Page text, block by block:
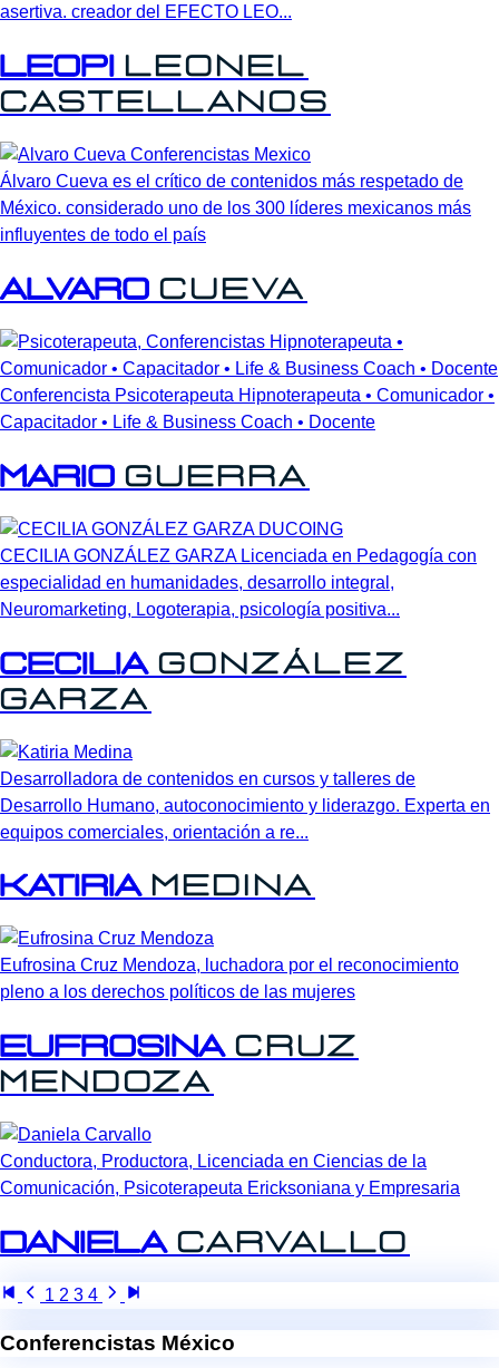
asertiva. creador del EFECTO LEO...
Leopi
Leonel
Castellanos
Álvaro Cueva es el crítico de contenidos más respetado de
México. considerado uno de los 300 líderes mexicanos más
influyentes de todo el país
Alvaro Cueva
Conferencista Psicoterapeuta Hipnoterapeuta • Comunicador •
Capacitador • Life & Business Coach • Docente
Mario Guerra
CECILIA GONZÁLEZ GARZA Licenciada en Pedagogía con
especialidad en humanidades, desarrollo integral,
Neuromarketing, Logoterapia, psicología positiva...
Cecilia González
Garza
Desarrolladora de contenidos en cursos y talleres de
Desarrollo Humano, autoconocimiento y liderazgo. Experta en
equipos comerciales, orientación a re...
Katiria Medina
Eufrosina Cruz Mendoza, luchadora por el reconocimiento
pleno a los derechos políticos de las mujeres
Eufrosina Cruz
Mendoza
Conductora, Productora, Licenciada en Ciencias de la
Comunicación, Psicoterapeuta Ericksoniana y Empresaria
Daniela Carvallo
1 2 3 4
Conferencistas México